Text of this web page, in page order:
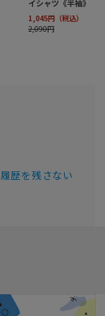
履歴を残さない